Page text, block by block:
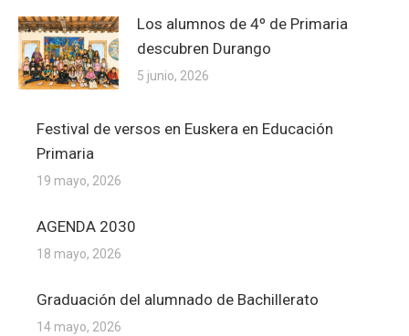
Los alumnos de 4º de Primaria
descubren Durango
5 junio, 2026
Festival de versos en Euskera en Educación
Primaria
19 mayo, 2026
AGENDA 2030
18 mayo, 2026
Graduación del alumnado de Bachillerato
14 mayo, 2026